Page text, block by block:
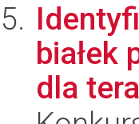
białek
dla